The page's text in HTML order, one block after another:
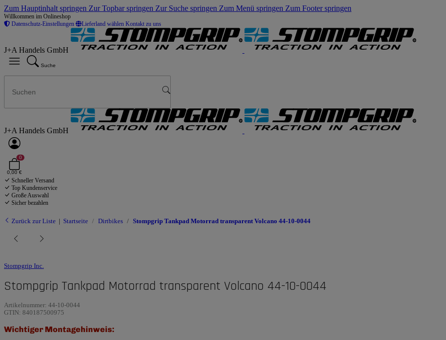
Zum Hauptinhalt springen Zur Topbar springen Zur Suche springen Zum Menü springen Zum Footer springen
Willkommen im Onlineshop
Datenschutz-Einstellungen
Lieferland wählen Kontakt zu uns
J+A Handels GmbH
Suche
J+A Handels GmbH
0
0,00 €
Schneller Versand
Top Kundenservice
Große Auswahl
Sicher bezahlen
Zurück zur Liste Startseite Dirtbikes Stompgrip Tankpad Motorrad transparent Volcano 44-10-0044
Stompgrip Inc.
Stompgrip Tankpad Motorrad transparent Volcano 44-10-0044
Artikelnummer: 44-10-0044
GTIN: 840187500975
Wichtiger Montagehinweis: